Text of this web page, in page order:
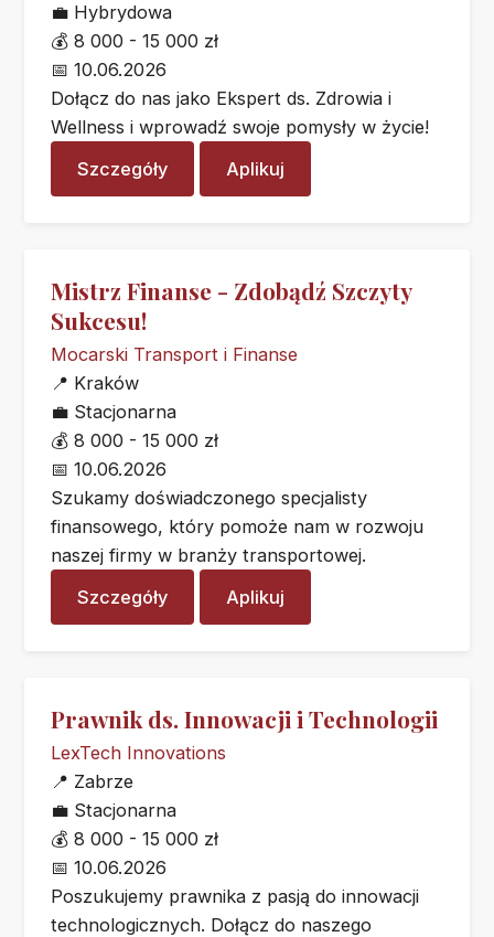
💼 Hybrydowa
💰 8 000 - 15 000 zł
📅 10.06.2026
Dołącz do nas jako Ekspert ds. Zdrowia i
Wellness i wprowadź swoje pomysły w życie!
Szczegóły
Aplikuj
Mistrz Finanse - Zdobądź Szczyty
Sukcesu!
Mocarski Transport i Finanse
📍 Kraków
💼 Stacjonarna
💰 8 000 - 15 000 zł
📅 10.06.2026
Szukamy doświadczonego specjalisty
finansowego, który pomoże nam w rozwoju
naszej firmy w branży transportowej.
Szczegóły
Aplikuj
Prawnik ds. Innowacji i Technologii
LexTech Innovations
📍 Zabrze
💼 Stacjonarna
💰 8 000 - 15 000 zł
📅 10.06.2026
Poszukujemy prawnika z pasją do innowacji
technologicznych. Dołącz do naszego